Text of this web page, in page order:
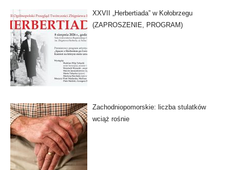
XXVII „Herbertiada” w Kołobrzegu
(ZAPROSZENIE, PROGRAM)
Zachodniopomorskie: liczba stulatków
wciąż rośnie